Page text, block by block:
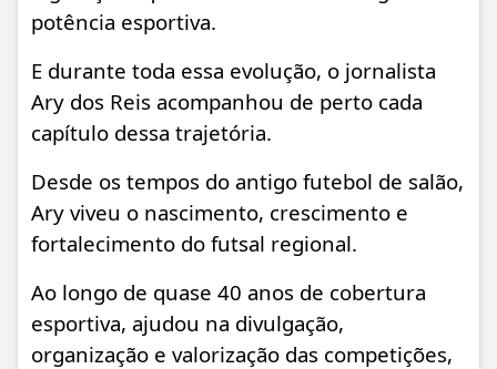
potência esportiva.
E durante toda essa evolução, o jornalista
Ary dos Reis acompanhou de perto cada
capítulo dessa trajetória.
Desde os tempos do antigo futebol de salão,
Ary viveu o nascimento, crescimento e
fortalecimento do futsal regional.
Ao longo de quase 40 anos de cobertura
esportiva, ajudou na divulgação,
organização e valorização das competições,